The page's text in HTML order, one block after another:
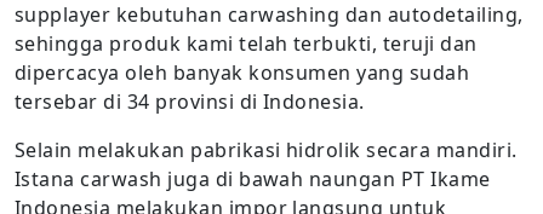
supplayer kebutuhan carwashing dan autodetailing,
sehingga produk kami telah terbukti, teruji dan
dipercacya oleh banyak konsumen yang sudah
tersebar di 34 provinsi di Indonesia.
Selain melakukan pabrikasi hidrolik secara mandiri.
Istana carwash juga di bawah naungan PT Ikame
Indonesia melakukan impor langsung untuk